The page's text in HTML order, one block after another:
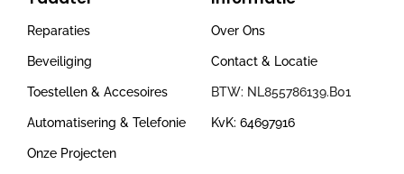
Reparaties
Beveiliging
Toestellen & Accesoires
Automatisering & Telefonie
Onze Projecten
Over Ons
Contact & Locatie
BTW: NL855786139.B01
KvK: 64697916